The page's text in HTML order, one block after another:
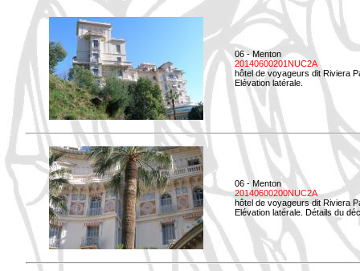
06 - Menton
20140600201NUC2A
hôtel de voyageurs dit Riviera
Elévation latérale.
06 - Menton
20140600200NUC2A
hôtel de voyageurs dit Riviera
Elévation latérale. Détails du